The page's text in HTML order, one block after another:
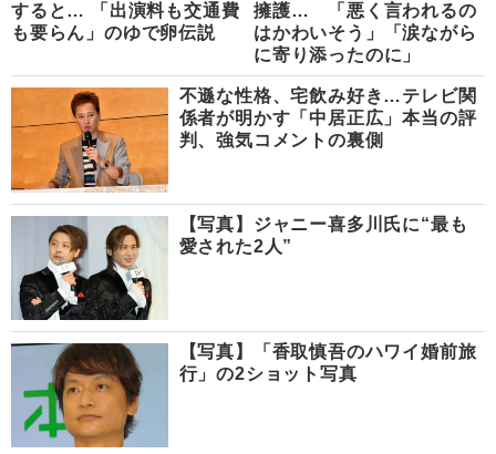
すると… 「出演料も交通費
も要らん」のゆで卵伝説
擁護… 「悪く言われるの
はかわいそう」「涙ながら
に寄り添ったのに」
不遜な性格、宅飲み好き…テレビ関
係者が明かす「中居正広」本当の評
判、強気コメントの裏側
【写真】ジャニー喜多川氏に“最も
愛された2人”
【写真】「香取慎吾のハワイ婚前旅
行」の2ショット写真